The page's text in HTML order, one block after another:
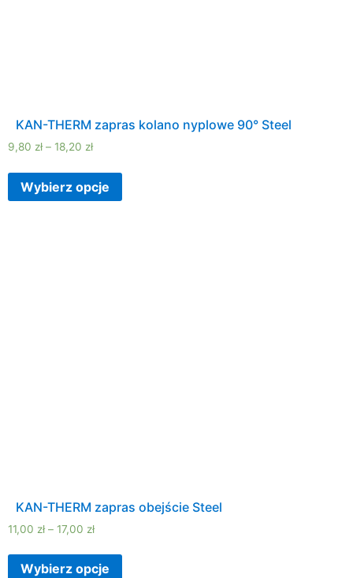
KAN-THERM zapras kolano nyplowe 90° Steel
9,80 zł – 18,20 zł
Wybierz opcje
KAN-THERM zapras obejście Steel
11,00 zł – 17,00 zł
Wybierz opcje